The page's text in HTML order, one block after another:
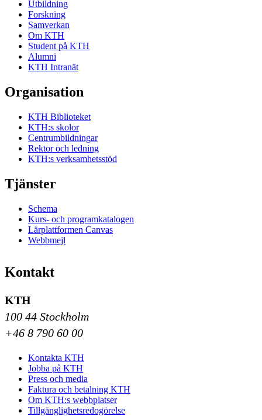
Utbildning
Forskning
Samverkan
Om KTH
Student på KTH
Alumni
KTH Intranät
Organisation
KTH Biblioteket
KTH:s skolor
Centrumbildningar
Rektor och ledning
KTH:s verksamhetsstöd
Tjänster
Schema
Kurs- och programkatalogen
Lärplattformen Canvas
Webbmejl
Kontakt
KTH
100 44 Stockholm
+46 8 790 60 00
Kontakta KTH
Jobba på KTH
Press och media
Faktura och betalning KTH
Om KTH:s webbplatser
Tillgänglighetsredogörelse